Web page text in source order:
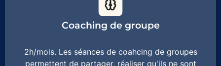
Coaching de groupe
2h/mois. Les séances de coahcing de groupes
permettent de partager, réaliser qu'ils ne sont